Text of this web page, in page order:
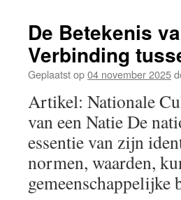
De Betekenis
Verbinding
Geplaatst op04 november 2025
Artikel: Nationale
van een Natie De
essentie van zijn
normen, waarden,